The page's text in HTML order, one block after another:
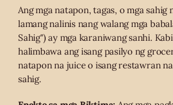
Ang mga natapon, tagas, o mga sahig
lamang nalinis nang walang mga
Sahig") ay mga karaniwang sanhi.
halimbawa ang isang pasilyo ng
natapon na juice o isang restawran
sahig.